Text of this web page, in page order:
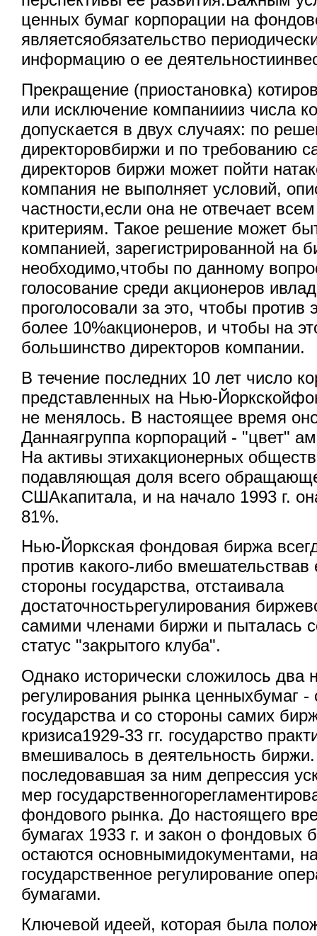
ценных бумаг корпорации на
являетсяобязательство
информацию о ее
Прекращение (приостановка)
или исключение компаниииз числа
допускается в двух случаях: по
директоровбиржи и по требованию
директоров биржи может пойти
компания не выполняет условий,
частности,если она не отвечает
критериям. Такое решение может
компанией, зарегистрированной на
необходимо,чтобы по данному
голосование среди акционеров
проголосовали за это, чтобы против
более 10%акционеров, и чтобы на
большинство директоров компании.
В течение последних 10 лет число
представленных на Нью-
не менялось. В настоящее время
Даннаягруппа корпораций - "цвет"
На активы этихакционерных
подавляющая доля всего
СШАкапитала, и на начало 1993 г.
81%.
Нью-Йоркская фондовая биржа
против какого-либо вмешательствав
стороны государства, отстаивала
достаточностьрегулирования
самими членами биржи и пыталась
статус "закрытого клуба".
Однако исторически сложилось два
регулирования рынка ценныхбумаг -
государства и со стороны самих
кризиса1929-33 гг. государство
вмешивалось в деятельность
последовавшая за ним депрессия
мер
фондового рынка. До настоящего
бумагах 1933 г. и закон о фондовых
остаются основнымидокументами,
государственное регулирование
бумагами.
Ключевой идеей, которая была